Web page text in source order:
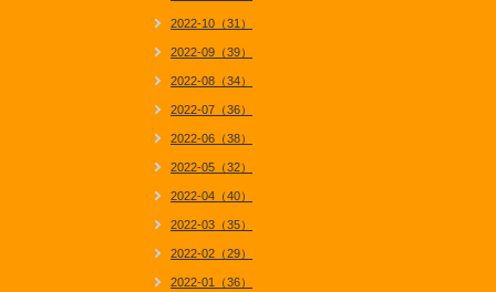
2022-10（31）
2022-09（39）
2022-08（34）
2022-07（36）
2022-06（38）
2022-05（32）
2022-04（40）
2022-03（35）
2022-02（29）
2022-01（36）